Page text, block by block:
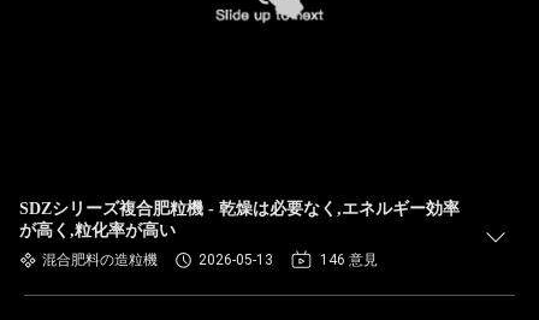
SDZシリーズ複合肥粒機 - 乾燥は必要なく,エネルギー効率
が高く,粒化率が高い
混合肥料の造粒機 2026-05-13 146 意見